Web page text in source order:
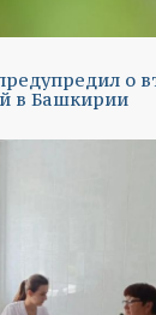
о
в Башкирии